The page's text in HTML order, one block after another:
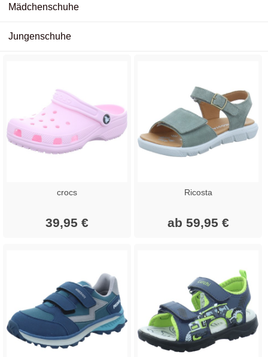
Mädchenschuhe
Jungenschuhe
crocs
39,95 €
Ricosta
ab 59,95 €